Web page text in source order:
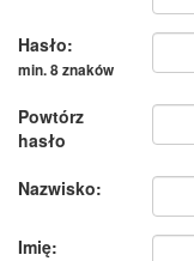
Hasło:
min. 8 znaków
Powtórz
hasło
Nazwisko:
Imię: